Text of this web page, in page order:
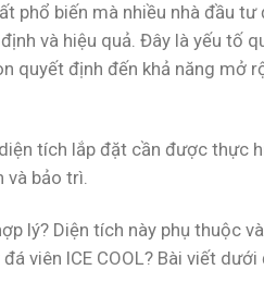
phổ biến mà nhiều nhà đầu tư
và hiệu quả. Đây là yếu tố
định đến khả năng mở
tích lắp đặt cần được thực
bảo trì.
lý? Diện tích này phụ thuộc
viên ICE COOL? Bài viết